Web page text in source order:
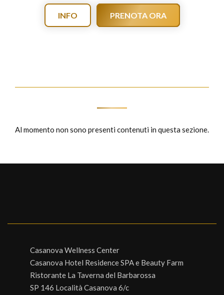
INFO PRENOTA ORA
Al momento non sono presenti contenuti in questa sezione.
Casanova Wellness Center
Casanova Hotel Residence SPA e Beauty Farm
Ristorante La Taverna del Barbarossa
SP 146 Località Casanova 6/c